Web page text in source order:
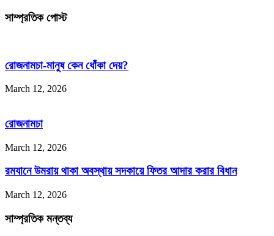
সাম্প্রতিক পোস্ট
রোজনামচা-মানুষ কেন ধোঁকা দেয়?
March 12, 2026
রোজনামচা
March 12, 2026
রমযানে উমরায় থাকা অবস্থায় সদকায়ে ফিতর আদার করার বিধান
March 12, 2026
সাম্প্রতিক মন্তব্য